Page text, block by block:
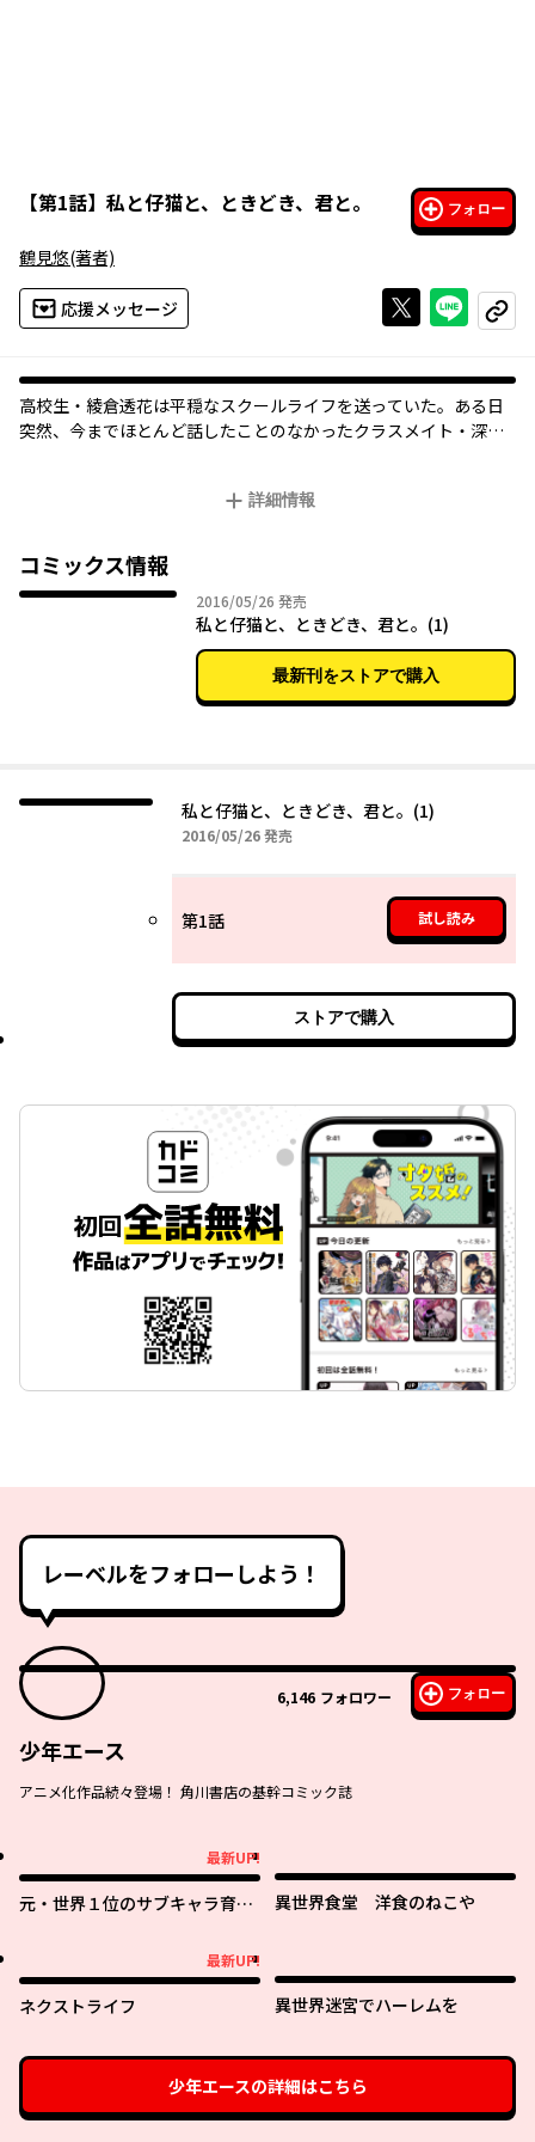
【第1話】 私と仔猫と、ときどき、君と。 フォロー
鶴見悠(著者)
応援メッセージ Xで投稿する
ライン
コピー
高校生・綾倉透花は平穏なスクールライフを送っていた。ある日
突然、今までほとんど話したことのなかったクラスメイト・深瀬
と「存在空気系男子」がいっしょに育むものは？青春ふんわり系
詳細情報
コミックス情報
2016/05/26 2016年05月26日
発売
私と仔猫と、ときどき、君と。(1)
最新刊をストアで購入
私と仔猫と、ときどき、君と。(1)
2016/05/262016年05月26日
発売
第1話 試し読み
ストアで購入
レーベルをフォローしよう！
6,146 フォロワー フォロー
少年エース
アニメ化作品続々登場！ 角川書店の基幹コミック誌
最新UP!
元・世界１位のサブキャラ育成
異世界食堂 洋食のねこや
最新UP!
ネクストライフ 異世界迷宮でハーレムを
少年エースの詳細はこちら